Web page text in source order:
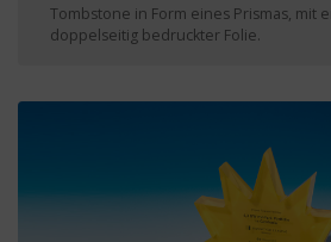
Tombstone in Form eines Prismas, mit
doppelseitig bedruckter Folie.